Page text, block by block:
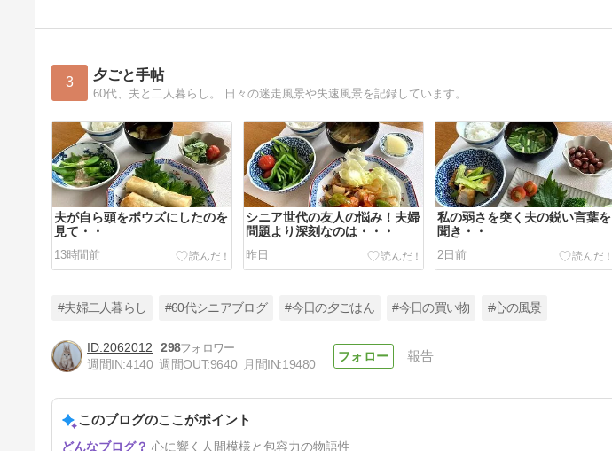
3 夕ごと手帖
60代、夫と二人暮らし。 日々の迷走風景や失速風景を記録しています。
夫が自ら頭をボウズにしたのを
見て・・
13時間前
シニア世代の友人の悩み！夫婦
問題より深刻なのは・・・
昨日
私の弱さを突く夫の鋭い言葉を
聞き・・
2日前
65歳の今、聴く
4日前
#夫婦二人暮らし #60代シニアブログ #今日の夕ごはん #今日の買い物 #心の風景
2062012
298
週間IN:4140 週間OUT:9640 月間IN:19480
報告
このブログのここがポイント
心に響く人間模様と包容力の物語性